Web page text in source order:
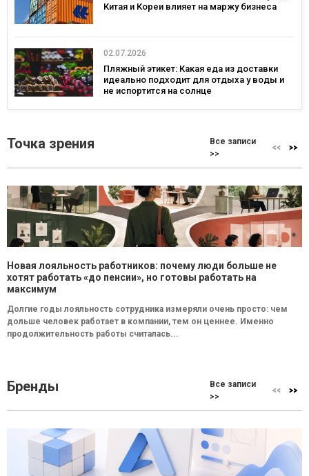
Китая и Кореи влияет на маржу бизнеса
02.07.2026
Пляжный этикет: Какая еда из доставки
идеально подходит для отдыха у воды и
не испортится на солнце
Точка зрения
Все записи
>>
Новая лояльность работников: почему люди больше не
хотят работать «до пенсии», но готовы работать на
максимум
Долгие годы лояльность сотрудника измеряли очень просто: чем
дольше человек работает в компании, тем он ценнее. Именно
продолжительность работы считалась...
Бренды
Все записи
>>